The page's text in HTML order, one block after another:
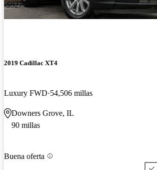
-$927
2019 Cadillac XT4
Luxury FWD 54,506 millas
Downers Grove, IL
90 millas
Buena oferta